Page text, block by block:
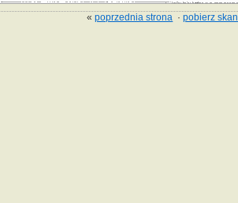
«poprzednia strona ·pobierz skan